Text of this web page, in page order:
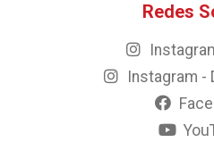
Redes
Instagram